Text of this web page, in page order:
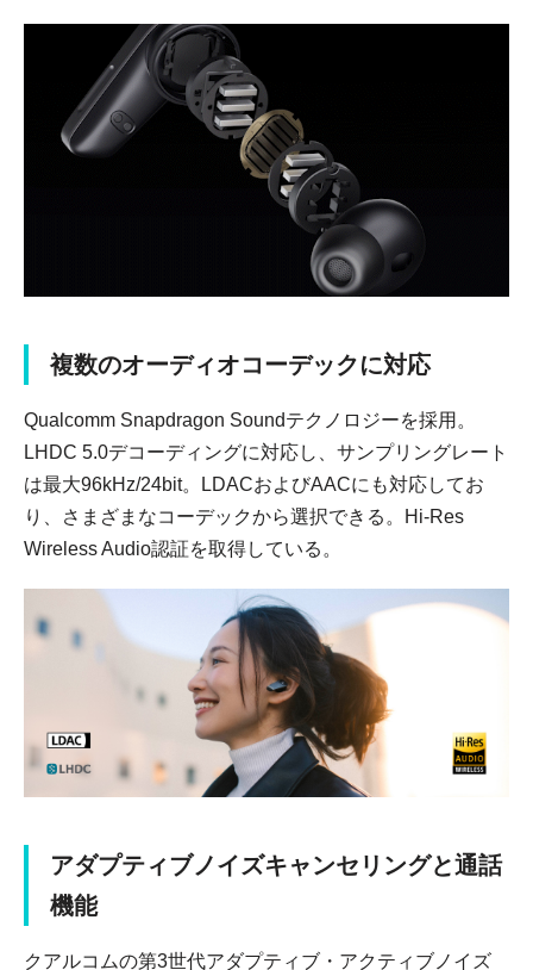
複数のオーディオコーデックに対応
Qualcomm Snapdragon Soundテクノロジーを採用。
LHDC 5.0デコーディングに対応し、サンプリングレート
は最大96kHz/24bit。LDACおよびAACにも対応してお
り、さまざまなコーデックから選択できる。Hi-Res
Wireless Audio認証を取得している。
アダプティブノイズキャンセリングと通話
機能
クアルコムの第3世代アダプティブ・アクティブノイズ